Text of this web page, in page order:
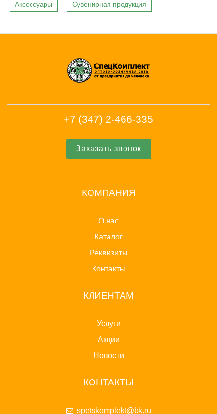
Аксессуары Сувенирная продукция
+7 (347) 2-466-335
Заказать звонок
КОМПАНИЯ
О нас
Каталог
Реквизиты
Контакты
КЛИЕНТАМ
Услуги
Акции
Новости
КОНТАКТЫ
spetskomplekt@bk.ru